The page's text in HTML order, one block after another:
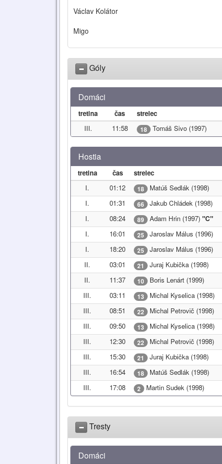
Václav Kolátor
Migo
Góly
Domáci
tretina čas
strelec
III.
11:58 18 Tomáš Sivo (1997)
Hostia
tretina čas
strelec
I.
01:12 18
Matúš Sedlák (1998)
I.
01:31 66
Jakub Chládek (1998)
I.
08:24 89 Adam Hrin (1997) "C"
I.
16:01 25
Jaroslav Málus (1996)
I.
18:20 25
Jaroslav Málus (1996)
II.
03:01 21
Juraj Kubička (1998)
II.
11:37 10
Boris Lenárt (1999)
III.
03:11 13
Michal Kyselica (1998)
III.
08:51 22
Michal Petrovič (1998)
III.
09:50 13
Michal Kyselica (1998)
III.
12:30 22
Michal Petrovič (1998)
III.
15:30 21
Juraj Kubička (1998)
III.
16:54 18
Matúš Sedlák (1998)
III.
17:08 2 Martin Sudek (1998)
Tresty
Domáci